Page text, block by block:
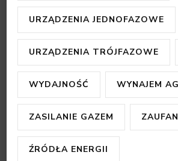
URZĄDZENIA JEDNOFAZOWE
URZĄDZENIA TRÓJFAZOWE
WYDAJNOŚĆ WYNAJEM
ZASILANIE GAZEM
ŹRÓDŁA ENERGII